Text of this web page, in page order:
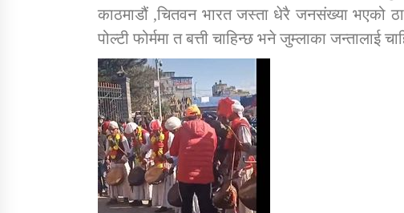
काठमाडौं ,चितवन भारत जस्ता धेरै जनसंख्या भएको
पोल्टी फोर्ममा त बत्ती चाहिन्छ भने जुम्लाका जन्तालाई